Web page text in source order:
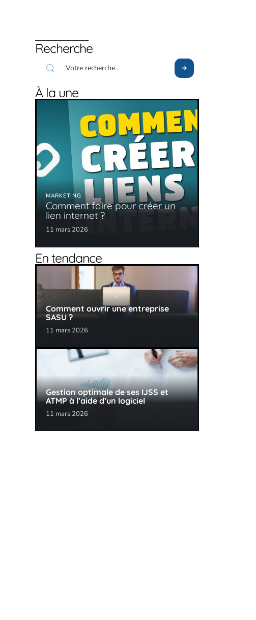
Recherche
À la une
MARKETING
Comment faire pour créer un
lien internet ?
11 mars 2026
En tendance
Comment ouvrir une entreprise
SASU ?
11 mars 2026
Gestion optimale de ses IJSS et
ATMP à l’aide d’un logiciel
11 mars 2026